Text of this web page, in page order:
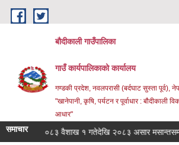
Skip to main content
बौदीकाली गाउँपालिका
गाउँ कार्यपालिकाको कार्यालय
गण्डकी प्रदेश, नवलपरासी (बर्दघाट सुस्ता पूर्व),
"खानेपानी, कृषि, पर्यटन र पूर्वाधार : बौदीकाली
आधार"
समाचार२०८३ वैशाख १ गतेदेखि २०८३ असार मसान्तसम्म